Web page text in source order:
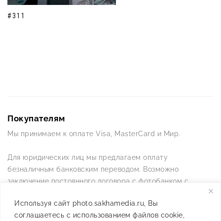
Используя сайт photo.sakhamedia.ru, Вы
соглашаетесь с использованием файлов cookie,
#311
Покупателям
Мы принимаем к оплате Visa, MasterCard и Мир.
Для юридических лиц мы предлагаем оплату
безналичным банковским переводом. Возможно
заключение постоянного договора с фотобанком с
Позвоните нам по телефону +7(4112) 42-09-42 — и мы